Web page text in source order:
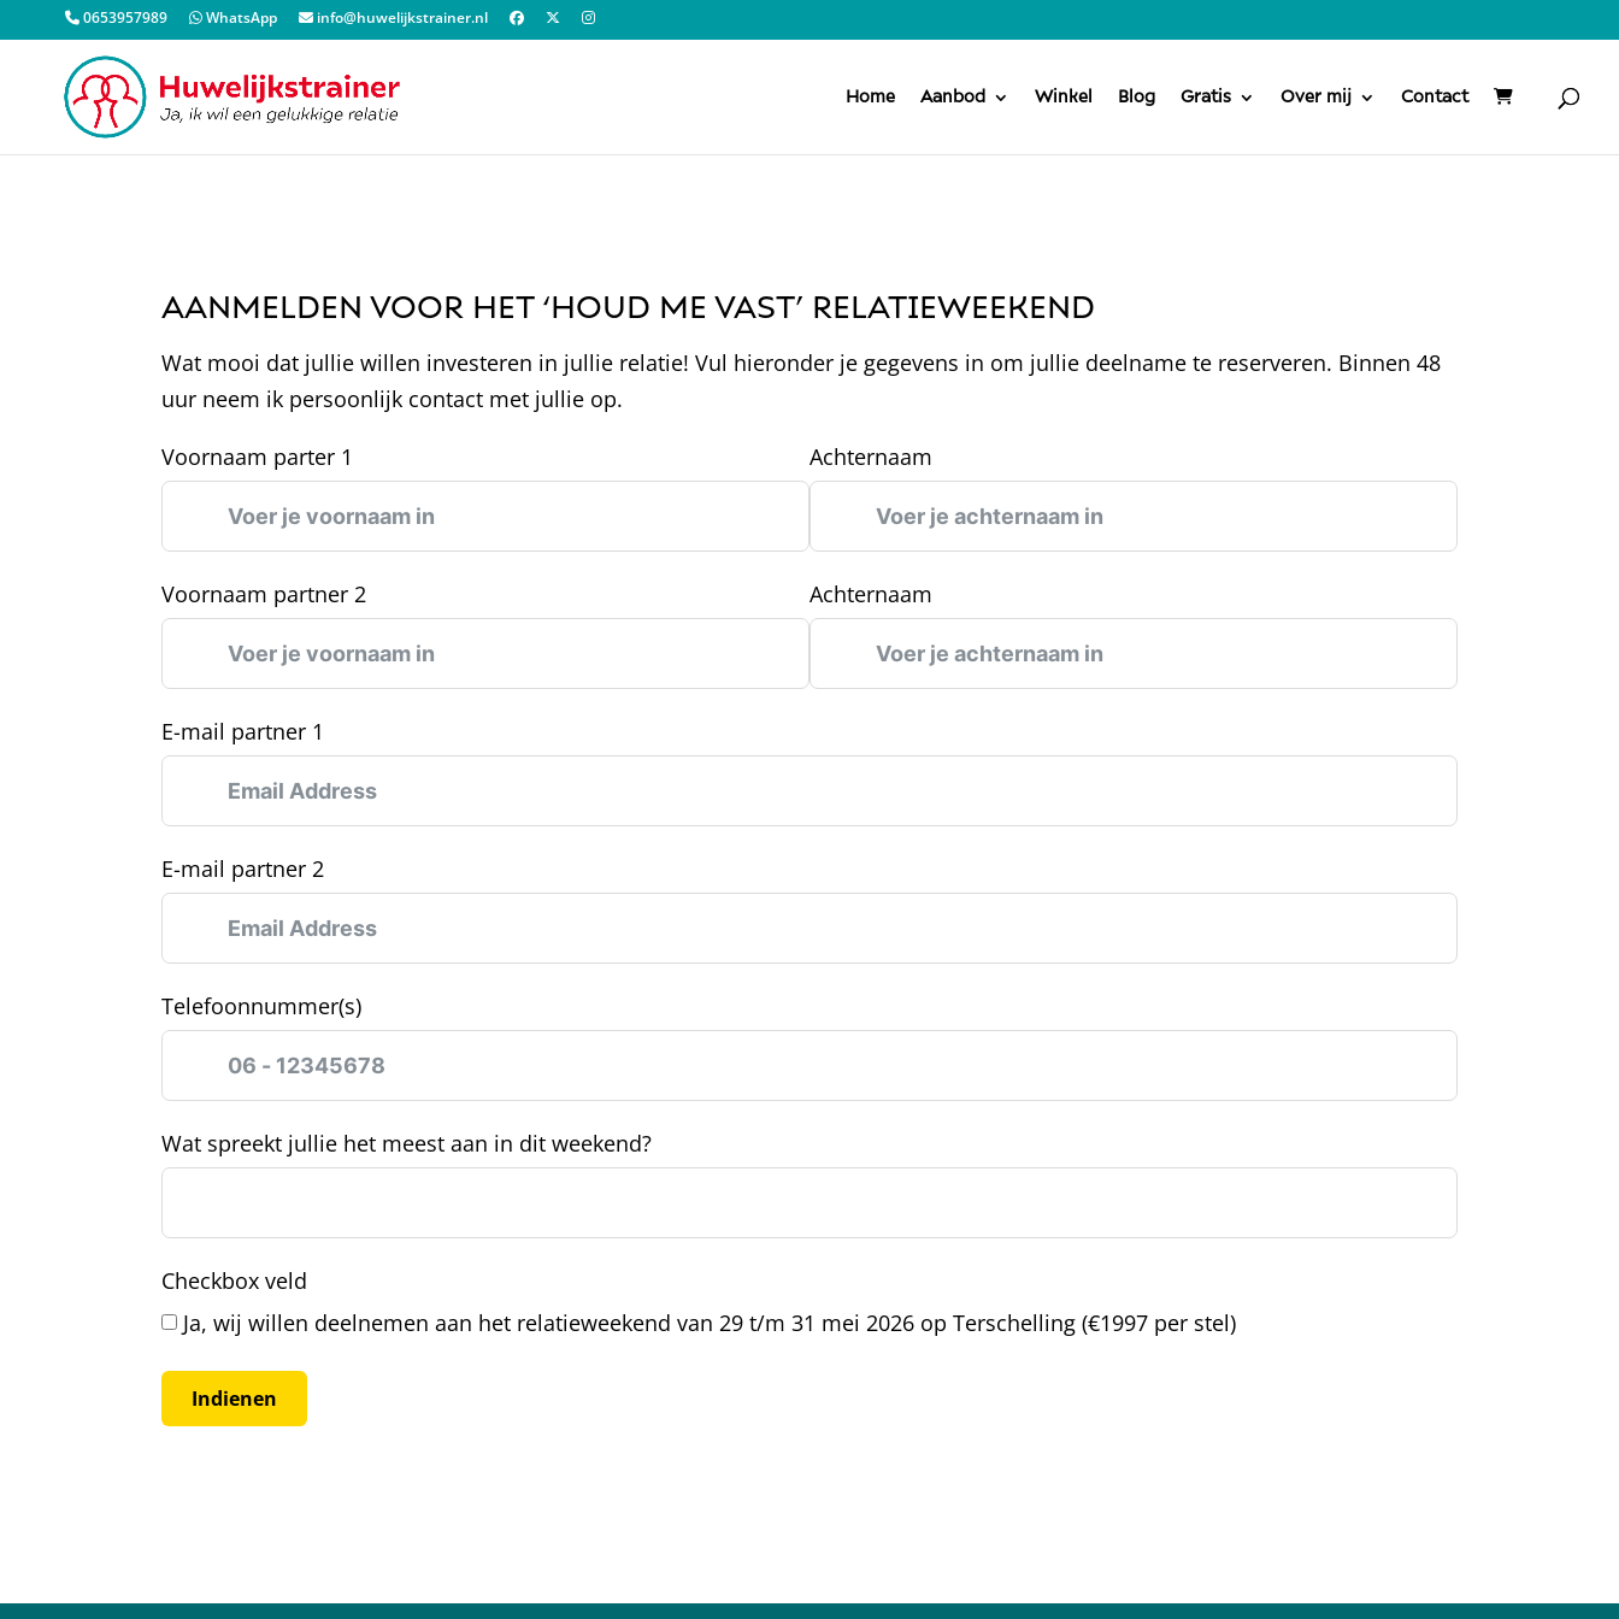
0653957989 WhatsApp info@huwelijkstrainer.nl
Home Aanbod Winkel Blog Gratis Over mij Contact
AANMELDEN VOOR HET ‘HOUD ME VAST’ RELATIEWEEKEND
Wat mooi dat jullie willen investeren in jullie relatie! Vul hieronder je gegevens in om jullie deelname te reserveren. Binnen 48
uur neem ik persoonlijk contact met jullie op.
Voornaam parter 1
Achternaam
Voornaam partner 2 Achternaam
E-mail partner 1
E-mail partner 2
Telefoonnummer(s)
Wat spreekt jullie het meest aan in dit weekend?
Checkbox veld
Ja, wij willen deelnemen aan het relatieweekend van 29 t/m 31 mei 2026 op Terschelling (€1997 per stel)
Indienen